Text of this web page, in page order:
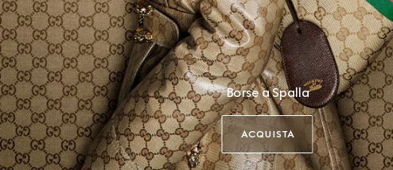
Borse a Spalla
ACQUISTA